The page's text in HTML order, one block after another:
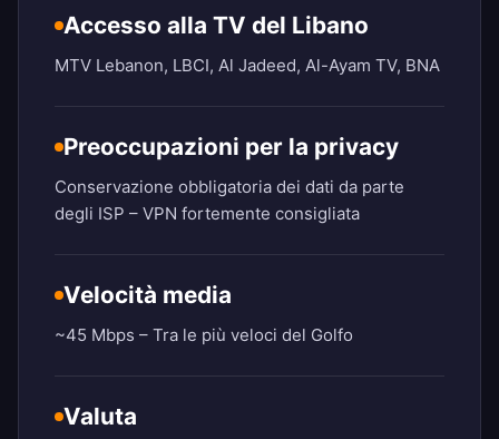
Accesso alla TV del Libano
MTV Lebanon, LBCI, Al Jadeed, Al-Ayam TV, BNA
Preoccupazioni per la privacy
Conservazione obbligatoria dei dati da parte
degli ISP – VPN fortemente consigliata
Velocità media
~45 Mbps – Tra le più veloci del Golfo
Valuta